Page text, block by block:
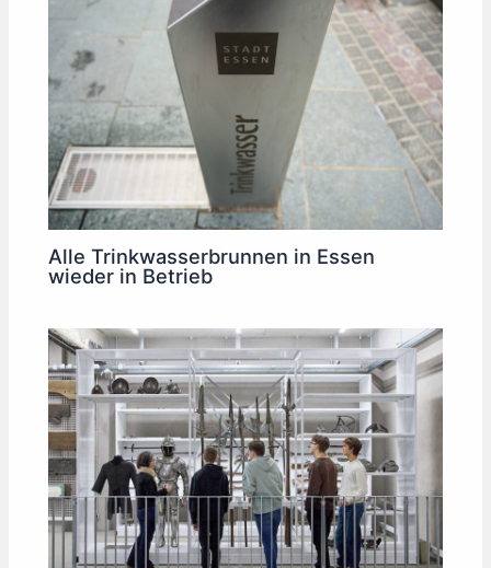
Alle Trinkwasserbrunnen in Essen
wieder in Betrieb